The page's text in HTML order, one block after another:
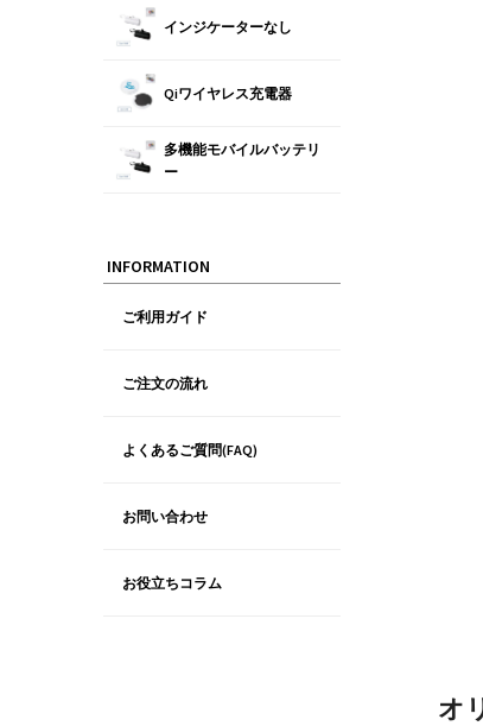
オ
インジケーターなし
Qiワイヤレス充電器
多機能モバイルバッテリ
ー
INFORMATION
ご利用ガイド
ご注文の流れ
よくあるご質問(FAQ)
お問い合わせ
お役立ちコラム